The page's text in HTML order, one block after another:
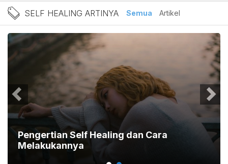
Berita Self Healing
SELF HEALING ARTINYA Semua Artikel
Pengertian Self Healing dan Cara
Melakukannya